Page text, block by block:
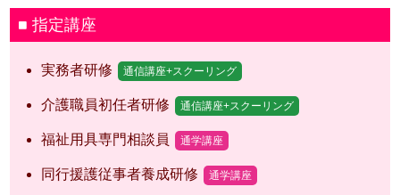
指定講座
実務者研修 通信講座+スクーリング
介護職員初任者研修 通信講座+スクーリング
福祉用具専門相談員 通学講座
同行援護従事者養成研修 通学講座